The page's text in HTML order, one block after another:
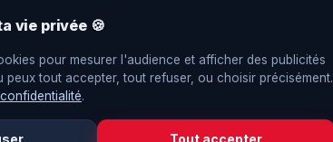
Ligue 1
Coupes
EDF
Interviews
Le Brief
vie privée 🍪
pour mesurer l'audience et afficher des publicités
peux tout accepter, tout refuser, ou choisir précisément.
.
Tout accepter